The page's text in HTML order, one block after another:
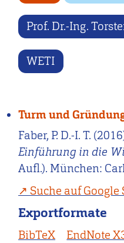
Prof. Dr.-Ing.
WETI
Turm und
Faber, P. D.-I. T.
Einführung in die
Aufl.). München:
Suche auf Google
Exportformate
BibTeX EndNote